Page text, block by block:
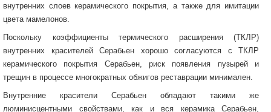
внутренних слоев керамического покрытия, а также для имитации
цвета мамелонов.
Поскольку коэффициенты термического расширения (ТКЛР)
внутренних красителей Серабьен хорошо согласуются с ТКЛР
керамического покрытия Серабьен, риск появления пузырей и
трещин в процессе многократных обжигов реставрации минимален.
Внутренние красители Серабьен обладают такими же
люминисцентными свойствами, как и вся керамика Серабьен,